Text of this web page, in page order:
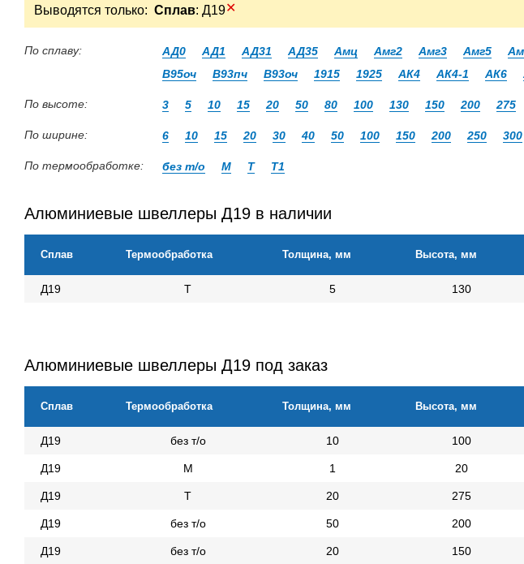
Выводятся только: Сплав: Д19✕
По сплаву: АД0 АД1 АД31 АД35 Амц Амг2 Амг3 Амг5
В95оч
В93пч В93оч 1915 1925 АК4 АК4-1 АК6
По высоте: 3 5 10 15 20 50 80 100 130 150 200 275
По ширине: 6 10 15 20 30 40 50 100 150 200 250 300
По термообработке: без т/о М Т Т1
Алюминиевые швеллеры Д19 в наличии
Сплав Термообработка Толщина, мм Высота, мм
Д19 Т 5 130
Алюминиевые швеллеры Д19 под заказ
Сплав Термообработка Толщина, мм Высота, мм
Д19 без т/о 10 100
Д19 М 1 20
Д19 Т 20 275
Д19 без т/о 50 200
Д19 без т/о 20 150